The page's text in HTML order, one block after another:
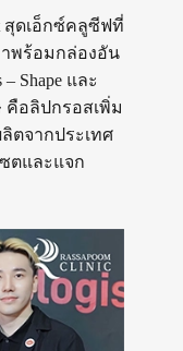
สุดเอ็กซ์คลูซีฟที่
าพร้อมกล่องอัน
Shape และ
คือลิปกรอสเพิ่ม
ตจากประเทศ
ตและแจก